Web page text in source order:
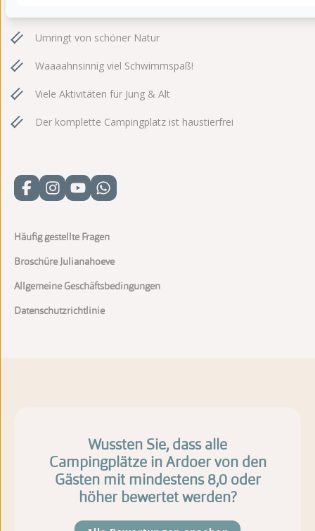
Umringt von schöner Natur
Waaaahnsinnig viel Schwimmspaß!
Viele Aktivitäten für Jung & Alt
Der komplette Campingplatz ist haustierfrei
Häufig gestellte Fragen
Broschüre Julianahoeve
Allgemeine Geschäftsbedingungen
Datenschutzrichtlinie
Wussten Sie, dass alle
Campingplätze in Ardoer von den
Gästen mit mindestens 8,0 oder
höher bewertet werden?